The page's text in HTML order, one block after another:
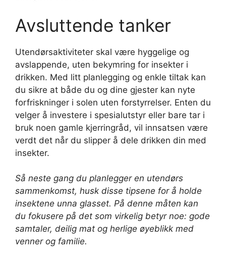
Avsluttende tanker
Utendørsaktiviteter skal være hyggelige og
avslappende, uten bekymring for insekter i
drikken. Med litt planlegging og enkle tiltak kan
du sikre at både du og dine gjester kan nyte
forfriskninger i solen uten forstyrrelser. Enten du
velger å investere i spesialutstyr eller bare tar i
bruk noen gamle kjerringråd, vil innsatsen være
verdt det når du slipper å dele drikken din med
insekter.
Så neste gang du planlegger en utendørs
sammenkomst, husk disse tipsene for å holde
insektene unna glasset. På denne måten kan
du fokusere på det som virkelig betyr noe: gode
samtaler, deilig mat og herlige øyeblikk med
venner og familie.